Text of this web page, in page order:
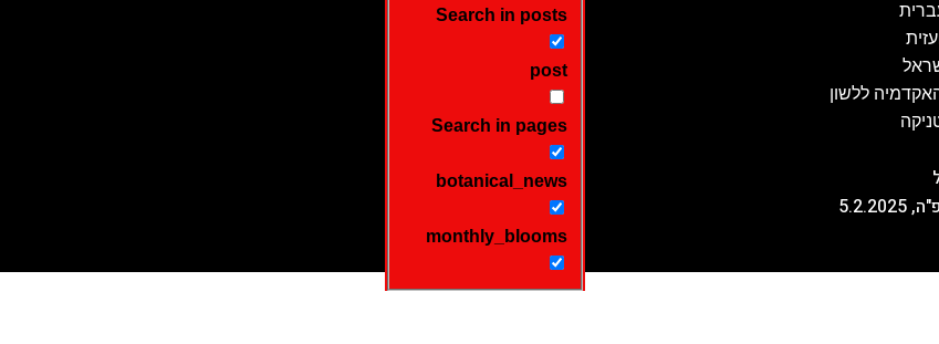
ללשון
Search in posts
post
Search in pages
botanical_news
monthly_blooms